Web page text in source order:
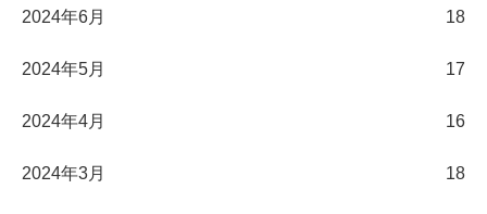
2024年6月 18
2024年5月 17
2024年4月 16
2024年3月 18